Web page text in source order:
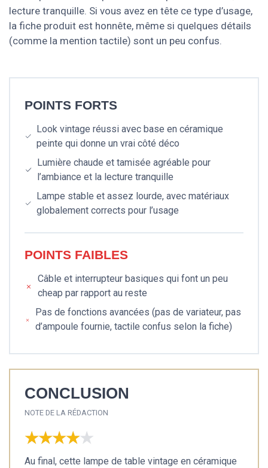
lecture tranquille. Si vous avez en tête ce type d’usage,
la fiche produit est honnête, même si quelques détails
(comme la mention tactile) sont un peu confus.
POINTS FORTS
Look vintage réussi avec base en céramique
peinte qui donne un vrai côté déco
Lumière chaude et tamisée agréable pour
l’ambiance et la lecture tranquille
Lampe stable et assez lourde, avec matériaux
globalement corrects pour l’usage
POINTS FAIBLES
Câble et interrupteur basiques qui font un peu
cheap par rapport au reste
Pas de fonctions avancées (pas de variateur, pas
d’ampoule fournie, tactile confus selon la fiche)
CONCLUSION
NOTE DE LA RÉDACTION
★★★★★
★★★★★
Au final, cette lampe de table vintage en céramique